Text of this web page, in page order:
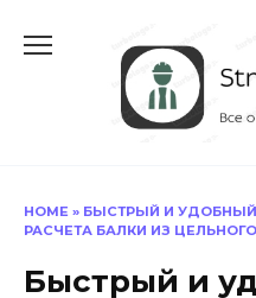
содержанию
HOME » БЫСТРЫЙ И
РАСЧЕТА БАЛКИ ИЗ
Быстрый и